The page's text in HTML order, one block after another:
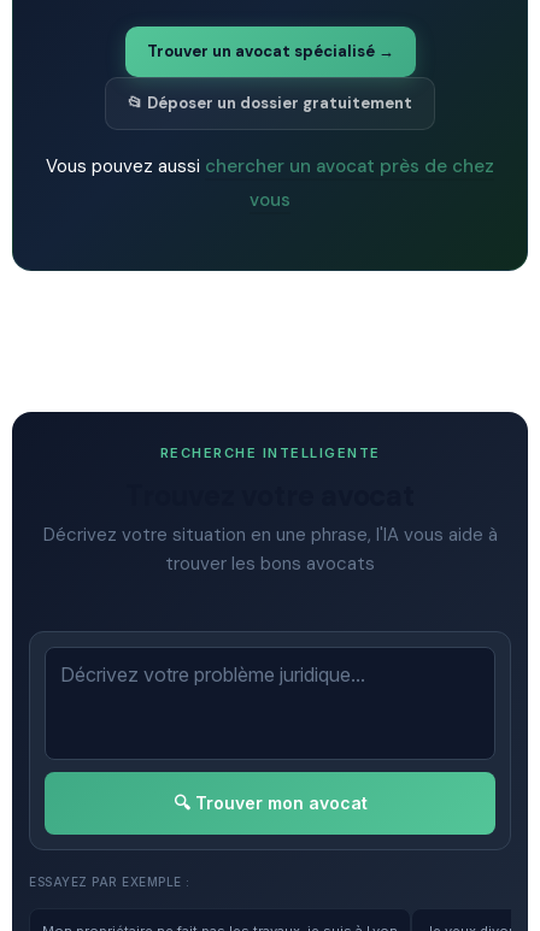
Trouver un avocat spécialisé →
📂 Déposer un dossier gratuitement
Vous pouvez aussi chercher un avocat près de chez
vous
RECHERCHE INTELLIGENTE
Décrivez votre situation en une phrase, l'IA vous aide à
trouver les bons avocats
🔍 Trouver mon avocat
ESSAYEZ PAR EXEMPLE :